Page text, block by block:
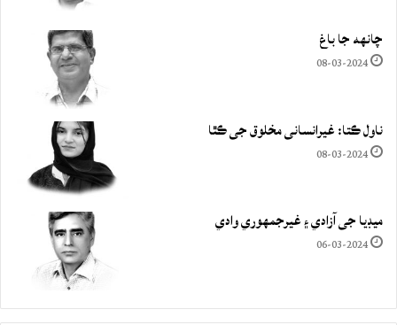
چانهه جا باغ
08-03-2024
ناول ڪتا: غيرانساني مخلوق جي ڪٿا
08-03-2024
ميڊيا جي آزادي ۽ غيرجمھوري وادي
06-03-2024